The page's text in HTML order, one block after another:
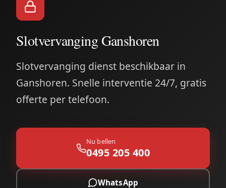
Slotvervanging Ganshoren
Slotvervanging dienst beschikbaar in
Ganshoren. Snelle interventie 24/7, gratis
offerte per telefoon.
Nu bellen
0495 205 400
WhatsApp